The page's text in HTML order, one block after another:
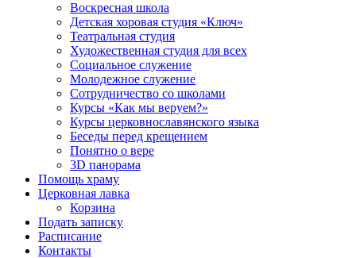
Воскресная школа
Детская хоровая студия «Ключ»
Театральная студия
Х​удожественная студия для всех
Социальное служение
Молодежное служение
Сотрудничество со школами
Курсы «Как мы веруем?»
Курсы церковнославянского языка
Беседы перед крещением
Понятно о вере
3D панорама
Помощь храму
Церковная лавка
Корзина
Подать записку
Расписание
Контакты